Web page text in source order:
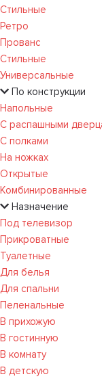
Стильные
Ретро
Прованс
Стильные
Универсальные
По конструкции
Напольные
С распашными
С полками
На ножках
Открытые
Комбинированные
Назначение
Под телевизор
Прикроватные
Туалетные
Для белья
Для спальни
Пеленальные
В прихожую
В гостинную
В комнату
В детскую